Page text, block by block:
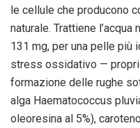
le cellule che producono
naturale. Trattiene l’acqua
131 mg, per una pelle più
stress ossidativo —
formazione delle rughe
alga Haematococcus
oleoresina al 5%),